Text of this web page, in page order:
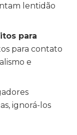
lentidão
para
para contato
e
ignorá-los